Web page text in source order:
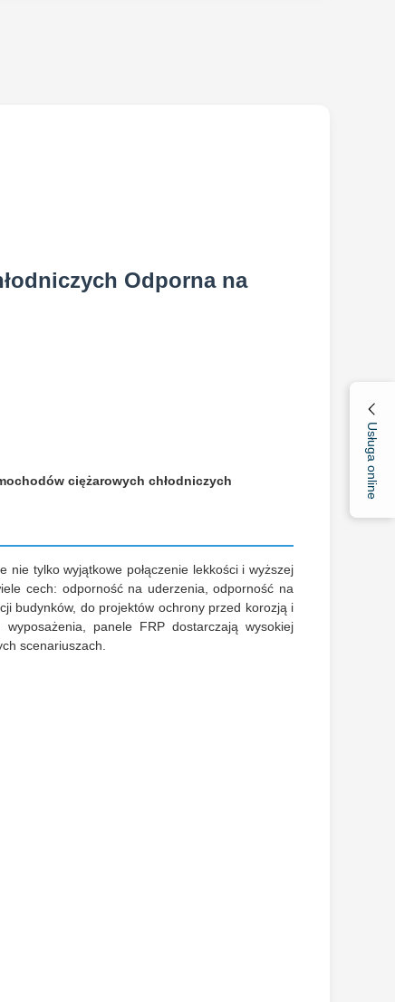
Usługa online
Odporna na
ciężarowych chłodniczych
nie tylko wyjątkowe połączenie lekkości i wyższej
cech: odporność na uderzenia, odporność na
budynków, do projektów ochrony przed korozją i
panele FRP dostarczają wysokiej
scenariuszach.